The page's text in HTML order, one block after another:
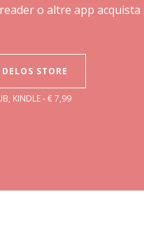
reader o altre app
DELOS STORE
KINDLE - € 7,99